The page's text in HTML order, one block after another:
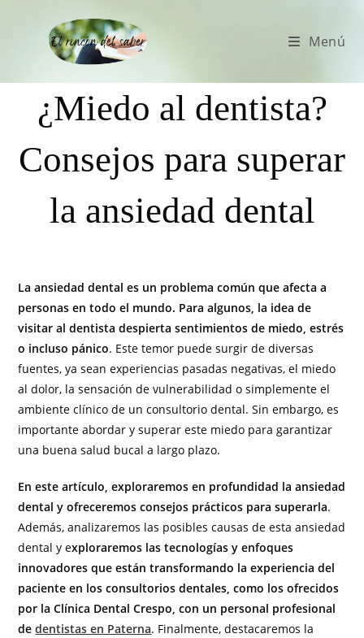
Menú
¿Miedo al dentista?
Consejos para superar
la ansiedad dental
La ansiedad dental es un problema común que afecta a
personas en todo el mundo. Para algunos, la idea de
visitar al dentista despierta sentimientos de miedo, estrés
o incluso pánico. Este temor puede surgir de diversas
fuentes, ya sean experiencias pasadas negativas, el miedo
al dolor, la sensación de vulnerabilidad o simplemente el
ambiente clínico de un consultorio dental. Sin embargo, es
importante abordar y superar este miedo para garantizar
una buena salud bucal a largo plazo.
En este artículo, exploraremos en profundidad la ansiedad
dental y ofreceremos consejos prácticos para superarla.
Además, analizaremos las posibles causas de esta ansiedad
dental y exploraremos las tecnologías y enfoques
innovadores que están transformando la experiencia del
paciente en los consultorios dentales, como los ofrecidos
por la Clínica Dental Crespo, con un personal profesional
dedentistas en Paterna. Finalmente, destacaremos la